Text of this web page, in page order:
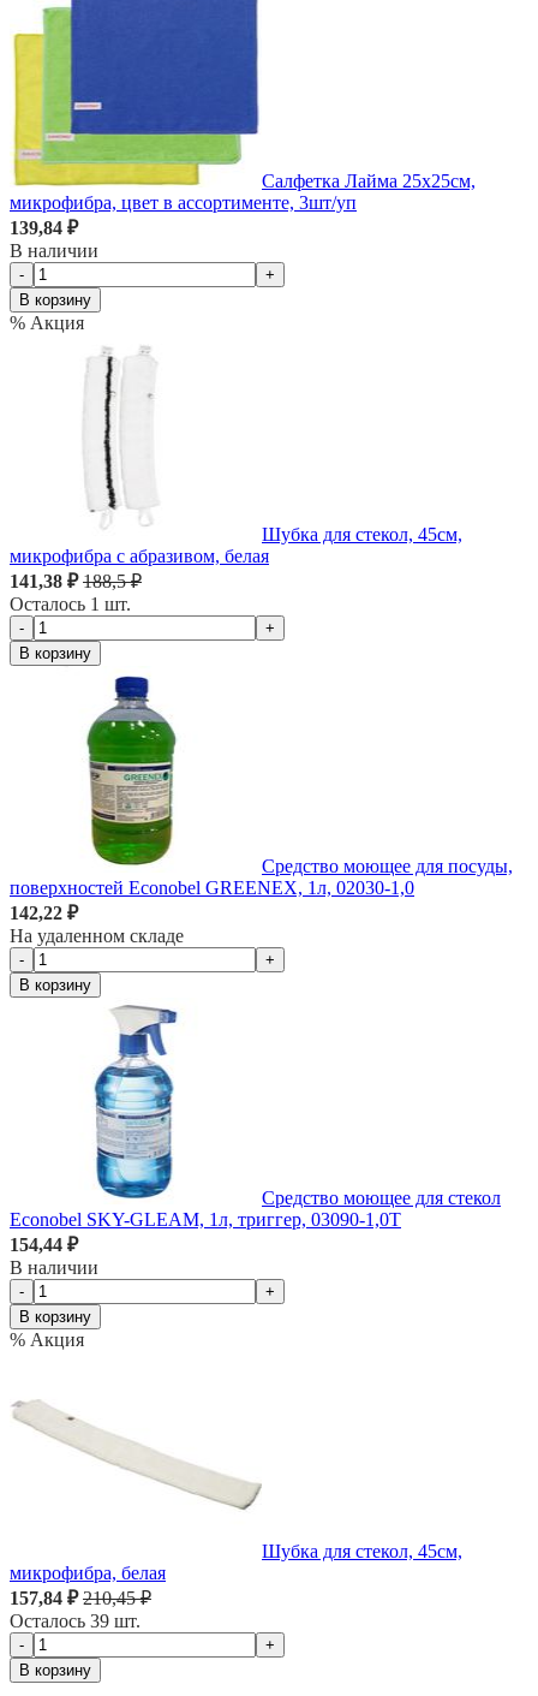
Салфетка Лайма 25х25см,
микрофибра, цвет в ассортименте, 3шт/уп
139,84 ₽
В наличии
-
+
В корзину
% Акция
Шубка для стекол, 45см,
микрофибра с абразивом, белая
141,38 ₽188,5 ₽
Осталось 1 шт.
-
+
В корзину
Средство моющее для посуды,
поверхностей Econobel GREENEX, 1л, 02030-1,0
142,22 ₽
На удаленном складе
-
+
В корзину
Средство моющее для стекол
Econobel SKY-GLEAM, 1л, триггер, 03090-1,0Т
154,44 ₽
В наличии
-
+
В корзину
% Акция
Шубка для стекол, 45см,
микрофибра, белая
157,84 ₽210,45 ₽
Осталось 39 шт.
-
+
В корзину